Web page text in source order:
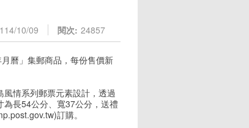
114/10/09 閱次: 24857
曆」集郵商品，每份售價新
情系列郵票元素設計，透過
長54公分、寬37公分，送禮
訂購。